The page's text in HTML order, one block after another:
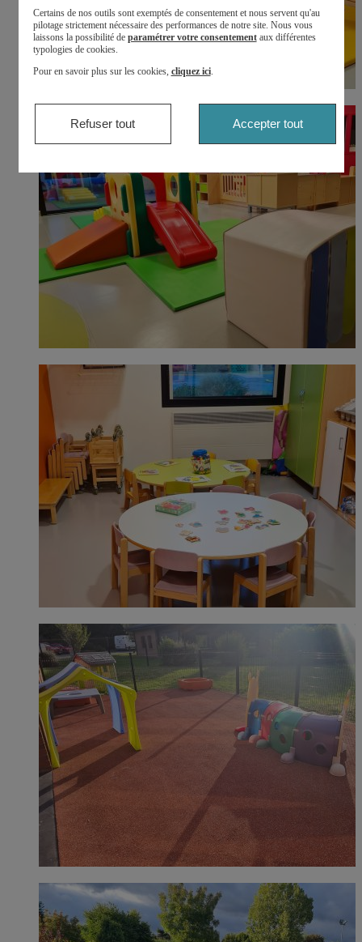
Certains de nos outils sont exemptés de consentement et nous servent qu'au
pilotage strictement nécessaire des performances de notre site. Nous vous
laissons la possibilité de paramétrer votre consentementaux différentes
typologies de cookies.
Pour en savoir plus sur les cookies, cliquez ici.
Refuser tout Accepter tout